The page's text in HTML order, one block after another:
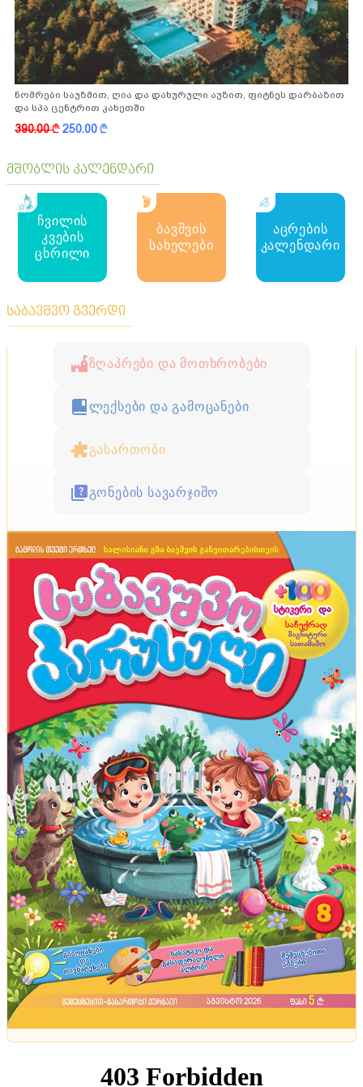
ნომრები საუზმით, ღია და დახურული აუზით, ფიტნეს დარბაზით
და სპა ცენტრით კახეთში
390.00k250.00k
მშობლის კალენდარი
ჩვილის
კვების
ცხრილი
ბავშვის
სახელები
აცრების
კალენდარი
საბავშვო გვერდი
ზღაპრები და მოთხრობები
ლექსები და გამოცანები
გასართობი
გონების სავარჯიშო